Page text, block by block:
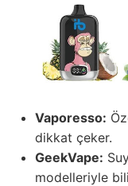
Vaporesso:
dikkat çeker.
GeekVape:
modelleriyle